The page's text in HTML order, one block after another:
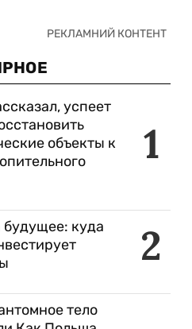
1
успеет
объекты к
2
будущее: куда
тело